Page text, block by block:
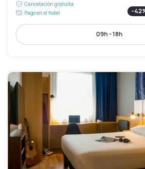
Cancelación gratuita
Pago en el hotel
-42
09h - 18h